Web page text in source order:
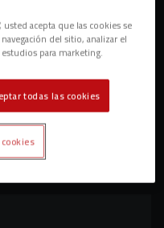
usted acepta que las cookies se
del sitio, analizar el
para marketing.
todas las cookies